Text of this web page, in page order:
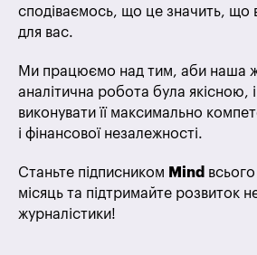
сподіваємось, що це значить, що
для вас.
Ми працюємо над тим, аби наша
аналітична робота була якісною,
виконувати її максимально
і фінансової незалежності.
Станьте підписником Mind
місяць та підтримайте розвиток
журналістики!